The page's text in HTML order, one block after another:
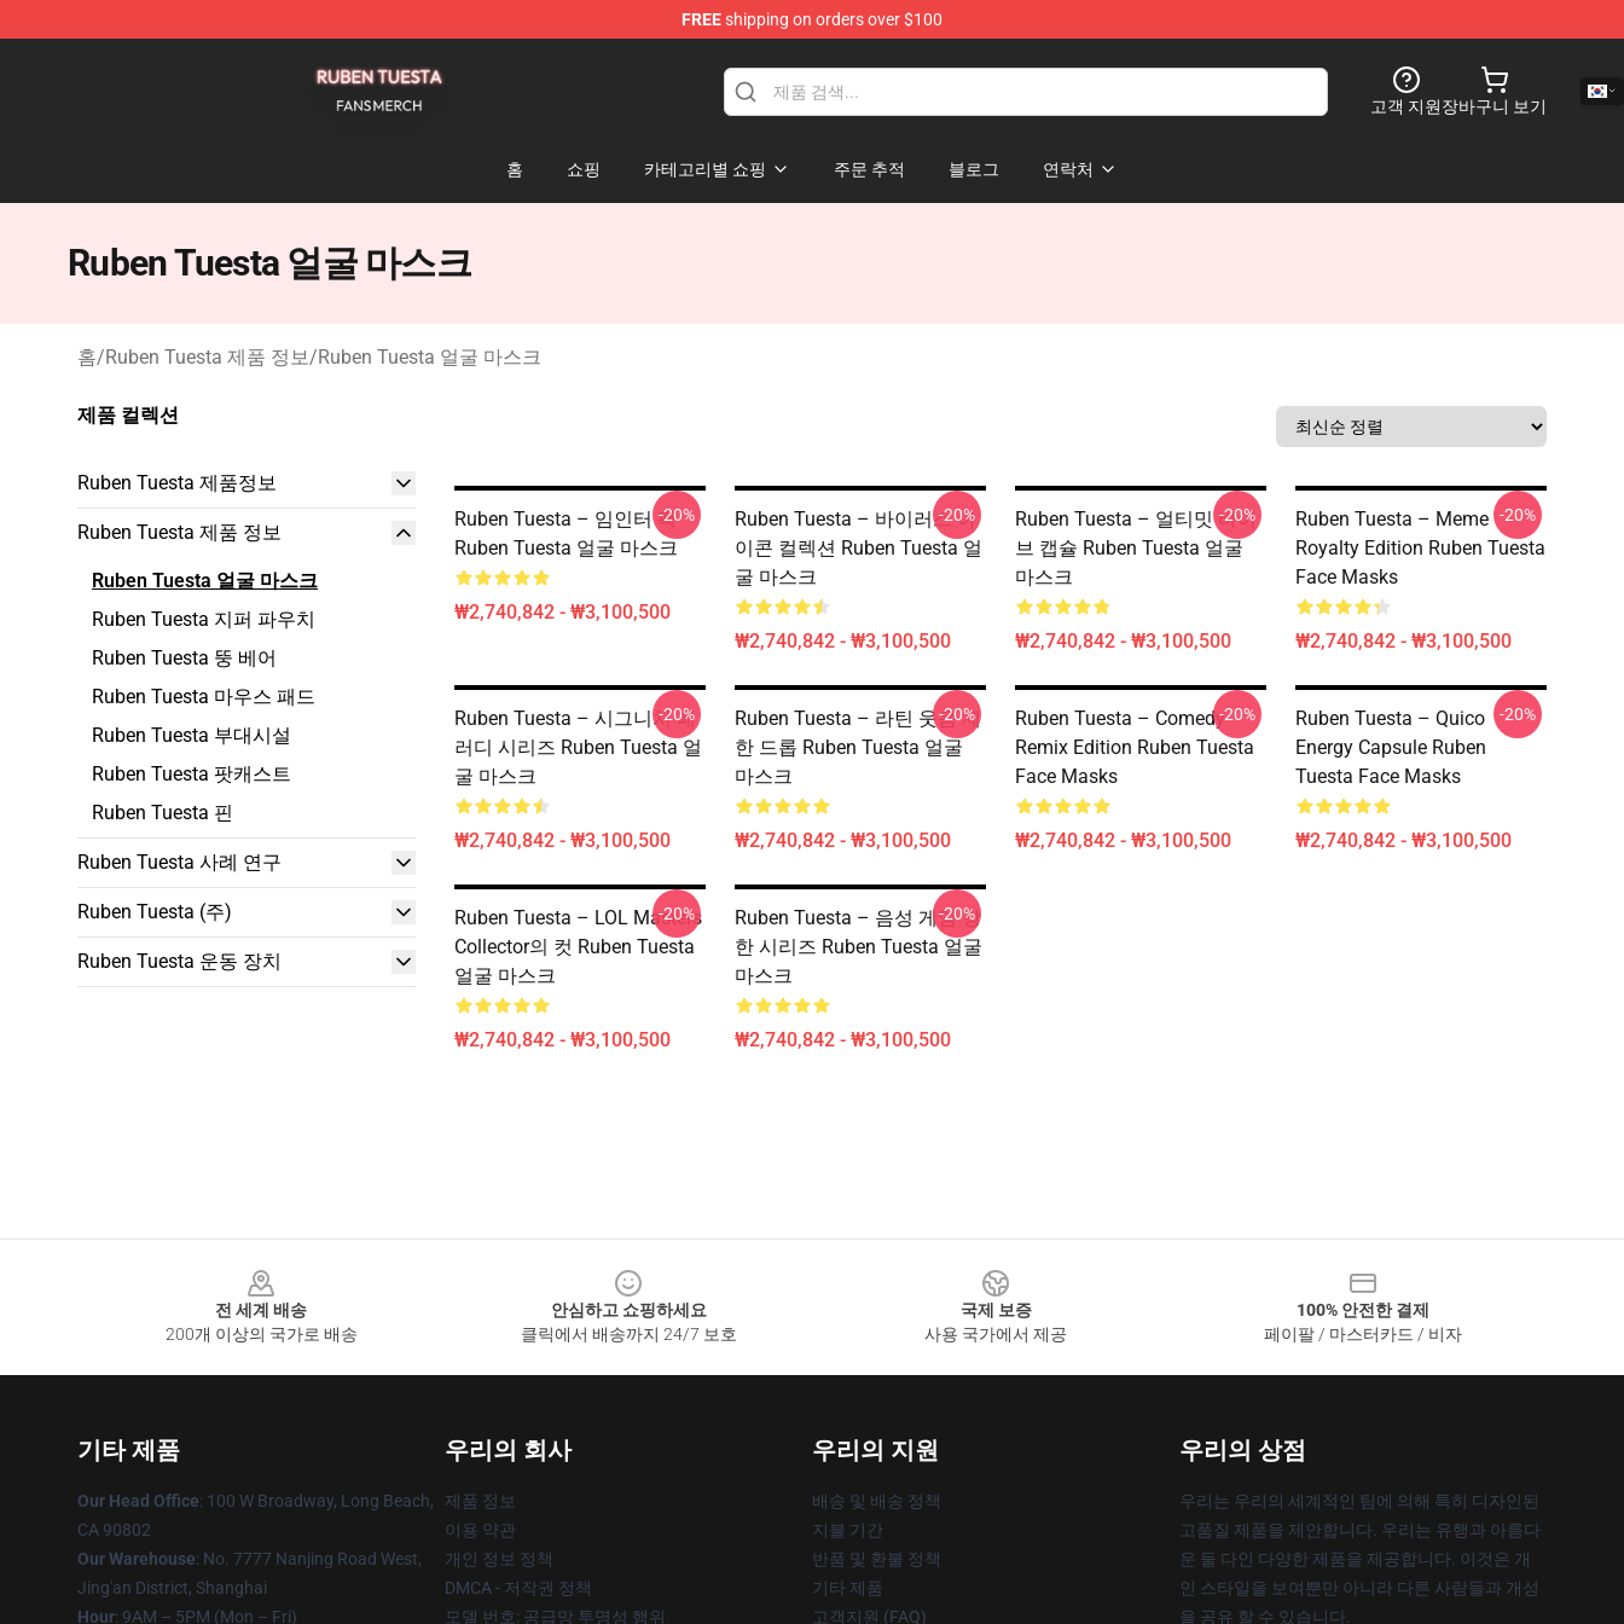
FREEshipping on orders over $100
고객 지원장바구니 보기
홈 쇼핑 카테고리별 쇼핑 주문 추적 블로그 연락처
Ruben Tuesta 얼굴 마스크
홈/Ruben Tuesta 제품 정보/Ruben Tuesta 얼굴 마스크
제품 컬렉션
Ruben Tuesta 제품정보
Ruben Tuesta 제품 정보
Ruben Tuesta 얼굴 마스크
Ruben Tuesta 지퍼 파우치
Ruben Tuesta 뚱 베어
Ruben Tuesta 마우스 패드
Ruben Tuesta 부대시설
Ruben Tuesta 팟캐스트
Ruben Tuesta 핀
Ruben Tuesta 사례 연구
Ruben Tuesta (주)
Ruben Tuesta 운동 장치
Ruben Tuesta – 임인터 팩
Ruben Tuesta 얼굴 마스크
₩2,740,842 - ₩3,100,500
-20%
Ruben Tuesta – 바이러스 아
이콘 컬렉션 Ruben Tuesta 얼
굴 마스크
₩2,740,842 - ₩3,100,500
-20%
Ruben Tuesta – 얼티밋 바이
브 캡슐 Ruben Tuesta 얼굴
마스크
₩2,740,842 - ₩3,100,500
-20%
Ruben Tuesta – Meme
Royalty Edition Ruben Tuesta
Face Masks
₩2,740,842 - ₩3,100,500
-20%
Ruben Tuesta – 시그니처 패
러디 시리즈 Ruben Tuesta 얼
굴 마스크
₩2,740,842 - ₩3,100,500
-20%
Ruben Tuesta – 라틴 웃음 제
한 드롭 Ruben Tuesta 얼굴
마스크
₩2,740,842 - ₩3,100,500
-20%
Ruben Tuesta – Comedy
Remix Edition Ruben Tuesta
Face Masks
₩2,740,842 - ₩3,100,500
-20%
Ruben Tuesta – Quico
Energy Capsule Ruben
Tuesta Face Masks
₩2,740,842 - ₩3,100,500
-20%
Ruben Tuesta – LOL Masters
Collector의 컷 Ruben Tuesta
얼굴 마스크
₩2,740,842 - ₩3,100,500
-20%
Ruben Tuesta – 음성 게임 강
한 시리즈 Ruben Tuesta 얼굴
마스크
₩2,740,842 - ₩3,100,500
-20%
전 세계 배송
200개 이상의 국가로 배송
안심하고 쇼핑하세요
클릭에서 배송까지 24/7 보호
국제 보증
사용 국가에서 제공
100% 안전한 결제
페이팔 / 마스터카드 / 비자
기타 제품
Our Head Office: 100 W Broadway, Long Beach,
CA 90802
Our Warehouse: No. 7777 Nanjing Road West,
Jing'an District, Shanghai
Hour: 9AM – 5PM (Mon – Fri)
우리의 회사
제품 정보
이용 약관
개인 정보 정책
DMCA - 저작권 정책
모델 번호: 공급망 투명성 행위
우리의 지원
배송 및 배송 정책
지불 기간
반품 및 환불 정책
기타 제품
고객지원 (FAQ)
우리의 상점
우리는 우리의 세계적인 팀에 의해 특히 디자인된
고품질 제품을 제안합니다. 우리는 유행과 아름다
운 둘 다인 다양한 제품을 제공합니다. 이것은 개
인 스타일을 보여뿐만 아니라 다른 사람들과 개성
을 공유 할 수 있습니다.